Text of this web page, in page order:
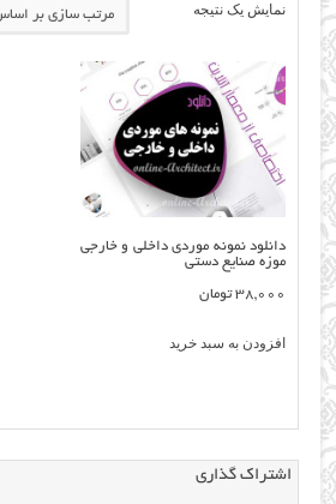
نمایش یک نتیجه
دانلود نمونه موردی داخلی و خارجی
موزه صنایع دستی
38,000 تومان
افزودن به سبد خرید
اشتراک گذاری